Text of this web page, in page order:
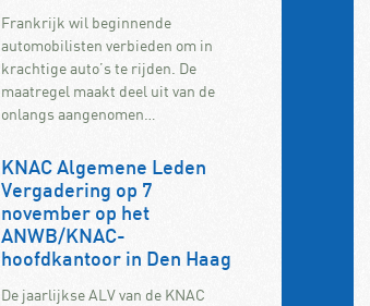
Frankrijk wil beginnende
automobilisten verbieden om in
krachtige auto’s te rijden. De
maatregel maakt deel uit van de
onlangs aangenomen…
KNAC Algemene Leden
Vergadering op 7
november op het
ANWB/KNAC-
hoofdkantoor in Den Haag
De jaarlijkse ALV van de KNAC